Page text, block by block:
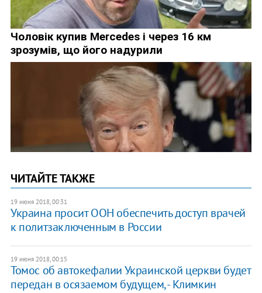
ЧИТАЙТЕ ТАКЖЕ
19 июня 2018, 00:31
Украина просит ООН обеспечить доступ врачей
к политзаключенным в России
19 июня 2018, 00:15
Томос об автокефалии Украинской церкви будет
передан в осязаемом будущем, - Климкин